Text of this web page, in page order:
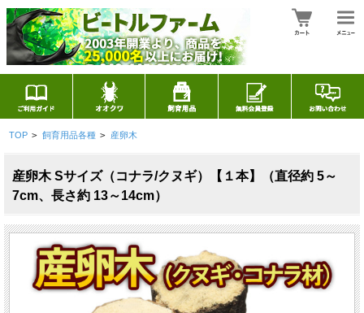
TOP > 飼育用品各種 > 産卵木
産卵木 Sサイズ（コナラ/クヌギ）【１本】（直径約 5～
7cm、長さ約 13～14cm）